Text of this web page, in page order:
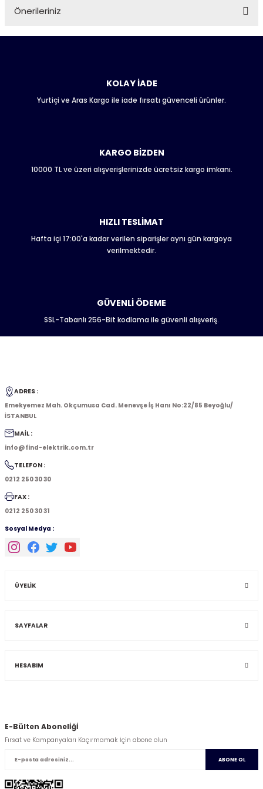
Önerileriniz
Bu ürünün fiyat bilgisi, resim, ürün açıklamalarında ve diğer
Ürün resmi kalitesiz, bozuk veya görüntülenemiyor.
Ürün fiyatı diğer sitelerden daha pahalı.
Bu ürüne benzer farklı alternatifler olmalı.
Gönder
KOLAY İADE
Yurtiçi ve Aras Kargo ile iade fırsatı güvenceli ürünler.
KARGO BİZDEN
10000 TL ve üzeri alışverişlerinizde ücretsiz kargo imkanı.
HIZLI TESLİMAT
Hafta içi 17:00'a kadar verilen siparişler aynı gün kargoya
verilmektedir.
GÜVENLİ ÖDEME
SSL-Tabanlı 256-Bit kodlama ile güvenli alışveriş.
ADRES :
Emekyemez Mah. Okçumusa Cad. Menevşe İş Hanı No:22/85 Beyoğlu/
İSTANBUL
MAİL :
info@find-elektrik.com.tr
TELEFON :
0212 250 30 30
FAX :
0212 250 30 31
Sosyal Medya :
ÜYELİK
SAYFALAR
HESABIM
E-Bülten Abonelİğİ
Fırsat ve Kampanyaları Kaçırmamak İçin abone olun
ABONE OL